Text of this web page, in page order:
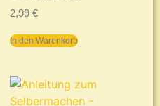
2,99 €
In den Warenkorb